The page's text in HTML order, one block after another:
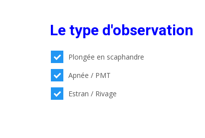
Le type d'observation
Plongée en scaphandre
Apnée / PMT
Estran / Rivage